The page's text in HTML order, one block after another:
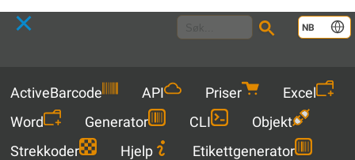
NB
ActiveBarcode API Priser
Excel
Word
Generator CLI
Objekt
Strekkoder
Hjelp Etikettgenerator